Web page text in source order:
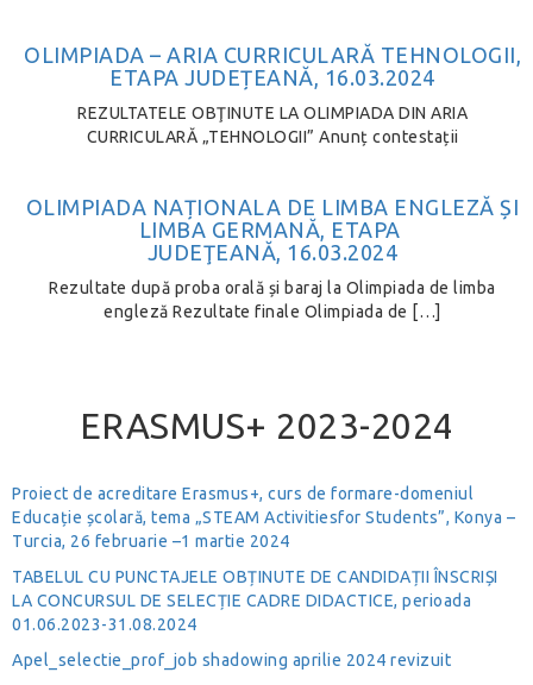
OLIMPIADA – ARIA CURRICULARĂ TEHNOLOGII,
ETAPA JUDEȚEANĂ, 16.03.2024
REZULTATELE OBŢINUTE LA OLIMPIADA DIN ARIA
CURRICULARĂ „TEHNOLOGII” Anunț contestații
OLIMPIADA NAȚIONALA DE LIMBA ENGLEZĂ ȘI
LIMBA GERMANĂ, ETAPA
JUDEŢEANĂ, 16.03.2024
Rezultate după proba orală și baraj la Olimpiada de limba
engleză Rezultate finale Olimpiada de […]
ERASMUS+ 2023-2024
Proiect de acreditare Erasmus+, curs de formare-domeniul
Educație școlară, tema „STEAM Activitiesfor Students”, Konya –
Turcia, 26 februarie –1 martie 2024
TABELUL CU PUNCTAJELE OBȚINUTE DE CANDIDAȚII ÎNSCRIȘI
LA CONCURSUL DE SELECȚIE CADRE DIDACTICE, perioada
01.06.2023-31.08.2024
Apel_selectie_prof_job shadowing aprilie 2024 revizuit